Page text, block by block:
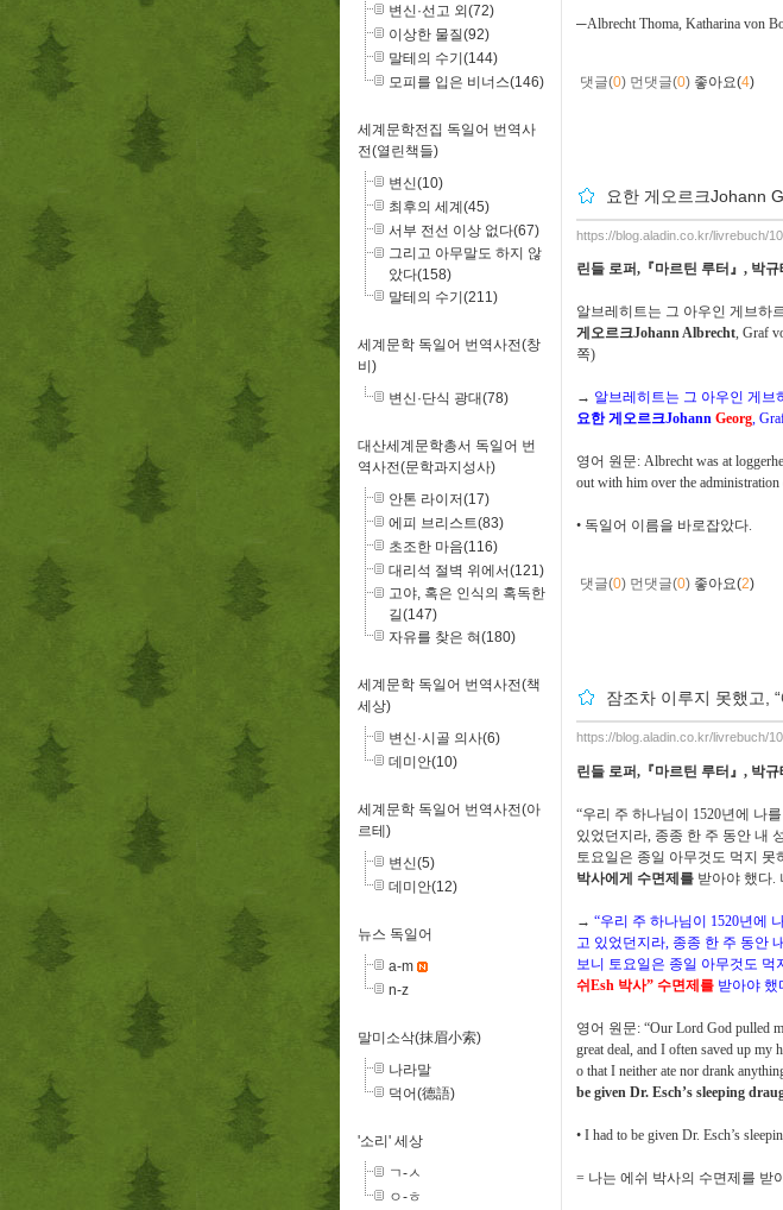
변신·선고 외(72)
이상한 물질(92)
말테의 수기(144)
모피를 입은 비너스(146)
세계문학전집 독일어 번역사
전(열린책들)
변신(10)
최후의 세계(45)
서부 전선 이상 없다(67)
그리고 아무말도 하지 않
았다(158)
말테의 수기(211)
세계문학 독일어 번역사전(창
비)
변신·단식 광대(78)
대산세계문학총서 독일어 번
역사전(문학과지성사)
안톤 라이저(17)
에피 브리스트(83)
초조한 마음(116)
대리석 절벽 위에서(121)
고야, 혹은 인식의 혹독한
길(147)
자유를 찾은 혀(180)
세계문학 독일어 번역사전(책
세상)
변신·시골 의사(6)
데미안(10)
세계문학 독일어 번역사전(아
르테)
변신(5)
데미안(12)
뉴스 독일어
a-m
n-z
말미소삭(抹眉小索)
나라말
덕어(德語)
'소리' 세상
ㄱ-ㅅ
ㅇ-ㅎ
─Albrecht Thoma, Katharina von
댓글(0) 먼댓글(0) 좋아요(4)
요한 게오르크Johann
https://blog.aladin.co.kr/livrebuch/
린들 로퍼, 『마르틴 루터 』 , 박규
알브레히트는 그 아우인 게브하
게오르크Johann Albrecht, Graf
쪽)
→ 알브레히트는 그 아우인 게브
요한 게오르크Johann Georg,
영어 원문: Albrecht was at
out with him over the administration
• 독일어 이름을 바로잡았다.
댓글(0) 먼댓글(0) 좋아요(2)
잠조차 이루지 못했고,
https://blog.aladin.co.kr/livrebuch/
린들 로퍼, 『마르틴 루터』 , 박규
“우리 주 하나님이 1520년에 나
있었던지라, 종종 한 주 동안 내
토요일은 종일 아무것도 먹지 못
박사에게 수면제를 받아야 했다.
→ “우리 주 하나님이 1520년에
고 있었던지라, 종종 한 주 동안
보니 토요일은 종일 아무것도 먹
쉬Esh 박사” 수면제를 받아야 했
영어 원문: “Our Lord God pulled
great deal, and I often saved up my
o that I neither ate nor drank
be given Dr. Esch’s sleeping
• I had to be given Dr. Esch’s
= 나는 에쉬 박사의 수면제를 받